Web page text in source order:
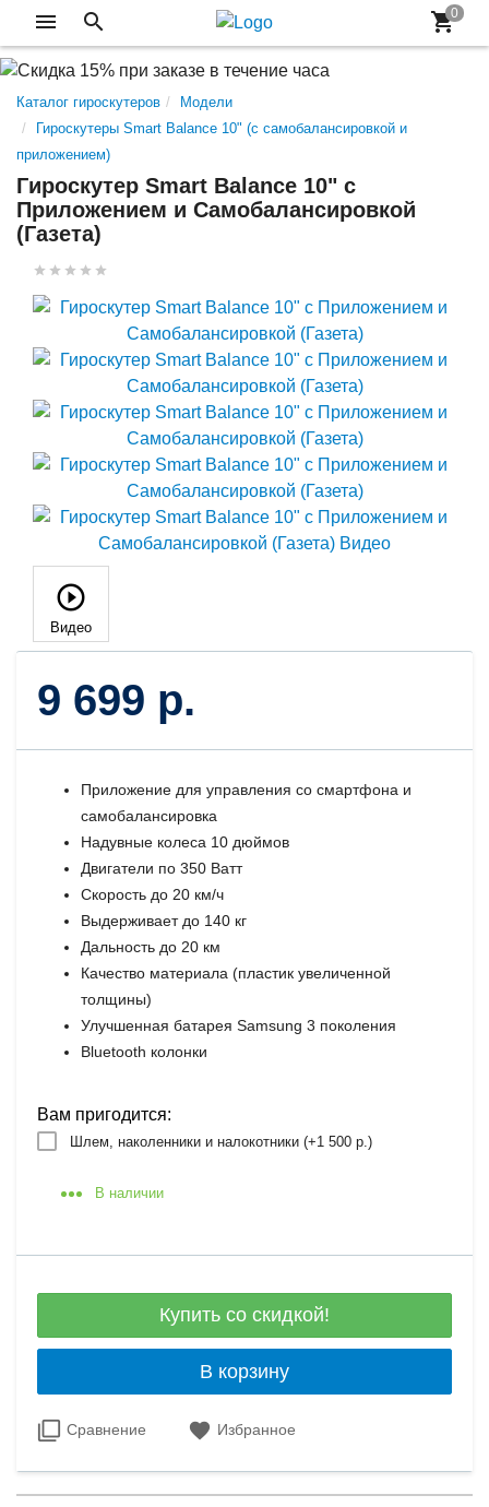
Каталог гироскутеров
Модели
Гироскутеры Smart Balance 10" (с самобалансировкой и
приложением)
Гироскутер Smart Balance 10" c
Приложением и Самобалансировкой
(Газета)
Видео
9 699 р.
Приложение для управления со смартфона и
самобалансировка
Надувные колеса 10 дюймов
Двигатели по 350 Ватт
Скорость до 20 км/ч
Выдерживает до 140 кг
Дальность до 20 км
Качество материала (пластик увеличенной
толщины)
Улучшенная батарея Samsung 3 поколения
Bluetooth колонки
Вам пригодится:
Шлем, наколенники и налокотники (+1 500 р.)
В наличии
Купить со скидкой!
В корзину
Сравнение Избранное